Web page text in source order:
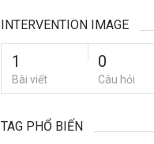
INTERVENTION IMAGE
1
Bài viết
0
Câu hỏi
TAG PHỔ BIẾN